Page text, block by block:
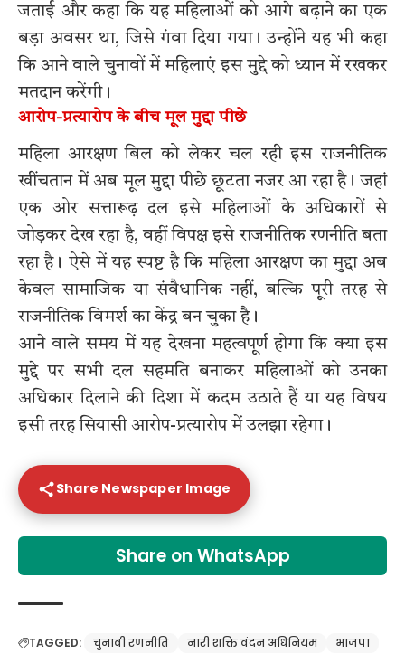
जताई और कहा कि यह महिलाओं को आगे बढ़ाने का एक
बड़ा अवसर था, जिसे गंवा दिया गया। उन्होंने यह भी कहा
कि आने वाले चुनावों में महिलाएं इस मुद्दे को ध्यान में रखकर
मतदान करेंगी।
आरोप-प्रत्यारोप के बीच मूल मुद्दा पीछे
महिला आरक्षण बिल को लेकर चल रही इस राजनीतिक
खींचतान में अब मूल मुद्दा पीछे छूटता नजर आ रहा है। जहां
एक ओर सत्तारूढ़ दल इसे महिलाओं के अधिकारों से
जोड़कर देख रहा है, वहीं विपक्ष इसे राजनीतिक रणनीति बता
रहा है। ऐसे में यह स्पष्ट है कि महिला आरक्षण का मुद्दा अब
केवल सामाजिक या संवैधानिक नहीं, बल्कि पूरी तरह से
राजनीतिक विमर्श का केंद्र बन चुका है।
आने वाले समय में यह देखना महत्वपूर्ण होगा कि क्या इस
मुद्दे पर सभी दल सहमति बनाकर महिलाओं को उनका
अधिकार दिलाने की दिशा में कदम उठाते हैं या यह विषय
इसी तरह सियासी आरोप-प्रत्यारोप में उलझा रहेगा।
Share Newspaper Image
Share on WhatsApp
TAGGED: चुनावी रणनीति नारी शक्ति वंदन अधिनियम
भाजपा